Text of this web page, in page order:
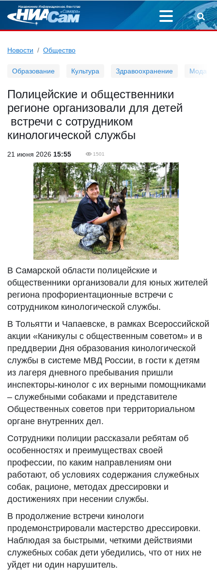
Новости Общество
Образование Культура Здравоохранение Мода
Полицейские и общественники
регионе организовали для детей
встречи с сотрудником
кинологической службы
21 июня 2026 15:55 1501
В Самарской области полицейские и
общественники организовали для юных жителей
региона профориентационные встречи с
сотрудником кинологической службы.
В Тольятти и Чапаевске, в рамках Всероссийской
акции «Каникулы с общественным советом» и в
преддверии Дня образования кинологической
службы в системе МВД России, в гости к детям
из лагеря дневного пребывания пришли
инспекторы-кинолог с их верными помощниками
– служебными собаками и представителе
Общественных советов при территориальном
органе внутренних дел.
Сотрудники полиции рассказали ребятам об
особенностях и преимуществах своей
профессии, по каким направлениям они
работают, об условиях содержания служебных
собак, рационе, методах дрессировки и
достижениях при несении службы.
В продолжение встречи кинологи
продемонстрировали мастерство дрессировки.
Наблюдая за быстрыми, четкими действиями
служебных собак дети убедились, что от них не
уйдет ни один нарушитель.